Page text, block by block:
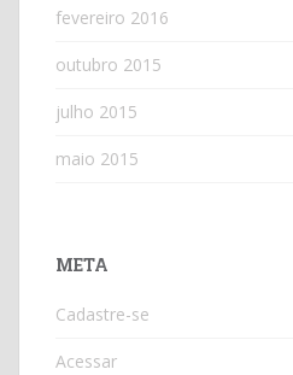
fevereiro 2016
outubro 2015
julho 2015
maio 2015
META
Cadastre-se
Acessar